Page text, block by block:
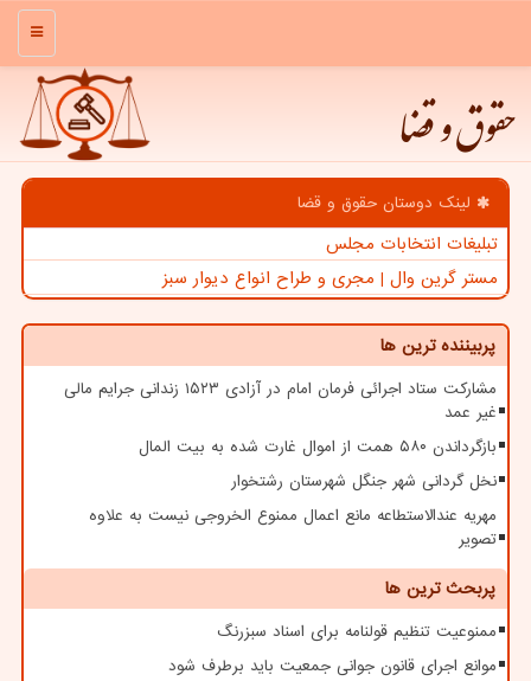
منو
حقوق و قضا
لینک دوستان حقوق و قضا
تبلیغات انتخابات مجلس
مستر گرین وال | مجری و طراح انواع دیوار سبز
پربیننده ترین ها
مشارکت ستاد اجرائی فرمان امام در آزادی ۱۵۲۳ زندانی جرایم مالی
غیر عمد
بازگرداندن ۵۸۰ همت از اموال غارت شده به بیت المال
نخل گردانی شهر جنگل شهرستان رشتخوار
مهریه عندالاستطاعه مانع اعمال ممنوع الخروجی نیست به علاوه
تصویر
پربحث ترین ها
ممنوعیت تنظیم قولنامه برای اسناد سبزرنگ
موانع اجرای قانون جوانی جمعیت باید برطرف شود